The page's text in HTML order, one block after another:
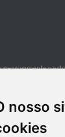
nosso
o